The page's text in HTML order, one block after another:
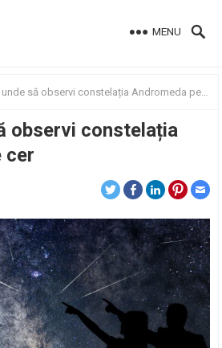
MENU
să observi constelația Andromeda pe cer
observi constelația
cer